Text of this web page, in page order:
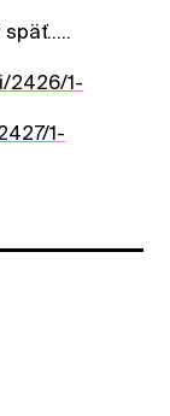
2426/1-
1-